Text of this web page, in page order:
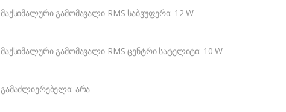
მაქსიმალური გამომავალი RMS საბვუფერი: 12 W
მაქსიმალური გამომავალი RMS ცენტრი სატელიტი: 10 W
გამაძლიერებელი: არა